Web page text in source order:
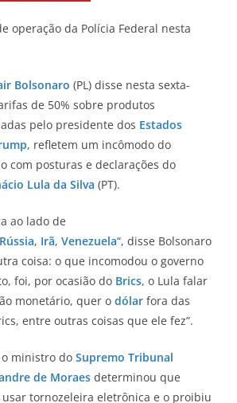
operação da Polícia Federal nesta
Bolsonaro (PL) disse nesta sexta-
de 50% sobre produtos
pelo presidente dos Estados
, refletem um incômodo do
com posturas e declarações do
Lula da Silva (PT).
ao lado de
Rússia, Irã, Venezuela“, disse Bolsonaro
coisa: o que incomodou o governo
foi, por ocasião do Brics, o Lula falar
monetário, quer o dólar fora das
entre outras coisas que ele fez”.
ministro do Supremo Tribunal
de Moraes determinou que
tornozeleira eletrônica e o proibiu